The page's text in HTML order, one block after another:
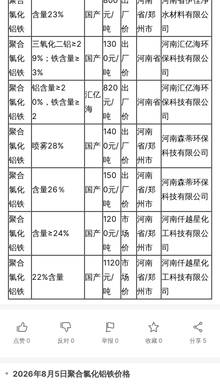
氯化
铝铁
含量23% 国产 元/
吨
厂
价
省/郑
州市
水材料有限公
司
聚合
氯化
铝铁
三氧化二铝≥2
9%；铁含量≥
3%
国产
130
0元/
吨
出
厂
价
河南省
河南汇亿海环
保科技有限公
司
聚合
氯化
铝铁
铝含量≥2
0%，铁含量≥
2
汇亿
海
820
元/
吨
出
厂
价
河南省
河南汇亿海环
保科技有限公
司
聚合
氯化
铝铁
喷雾28% 国产
140
0元/
吨
出
厂
价
河南
省/郑
州市
河南森蒂环保
科技有限公司
聚合
氯化
铝铁
含量26％ 国产
150
0元/
吨
出
厂
价
河南
省/郑
州市
河南森蒂环保
科技有限公司
聚合
氯化
铝铁
含量≥24% 国产
120
0元/
吨
市
场
价
河南
省/郑
州市
河南仟越星化
工科技有限公
司
聚合
氯化
铝铁
22%含量 国产
1120
元/
吨
市
场
价
河南
省/郑
州市
河南仟越星化
工科技有限公
司
点赞0 反对 0 举报 0 收藏 0 分享 5
・ 2026年8月5日聚合氯化铝铁价格